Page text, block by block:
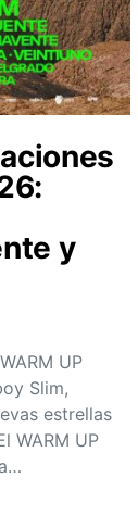
y
UP
Slim,
estrellas
WARM UP